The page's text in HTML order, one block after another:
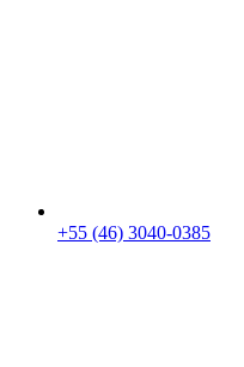
+55 (46) 3040-0385